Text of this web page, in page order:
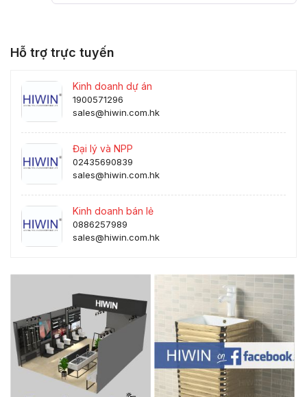
Hỗ trợ trực tuyến
Kinh doanh dự án
1900571296
sales@hiwin.com.hk
Đại lý và NPP
02435690839
sales@hiwin.com.hk
Kinh doanh bán lẻ
0886257989
sales@hiwin.com.hk